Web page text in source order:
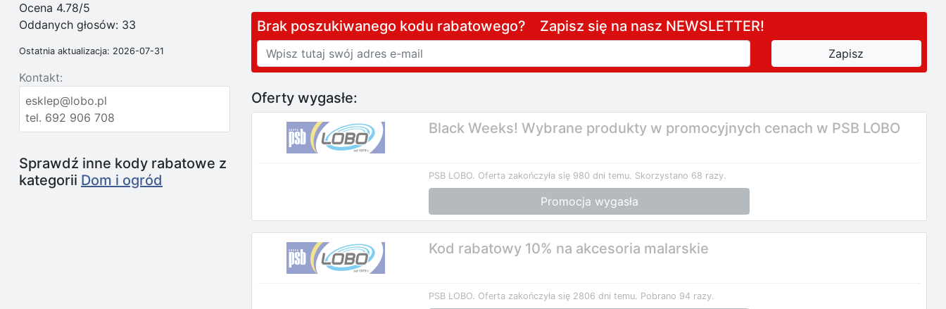
Ocena 4.78/5
Oddanych głosów: 33
Ostatnia aktualizacja: 2026-07-31
Kontakt:
esklep@lobo.pl
tel. 692 906 708
Sprawdź inne kody rabatowe z
kategorii Dom i ogród
Brak poszukiwanego kodu rabatowego? Zapisz się na nasz NEWSLETTER!
Oferty wygasłe:
Black Weeks! Wybrane produkty w promocyjnych cenach w PSB LOBO
PSB LOBO. Oferta zakończyła się 980 dni temu. Skorzystano 68 razy.
Promocja wygasła
Kod rabatowy 10% na akcesoria malarskie
PSB LOBO. Oferta zakończyła się 2806 dni temu. Pobrano 94 razy.